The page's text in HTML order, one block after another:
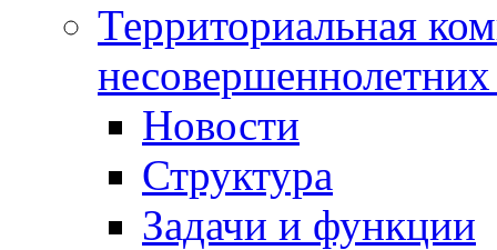
Территориальная
Новости
Структура
Задачи и функции